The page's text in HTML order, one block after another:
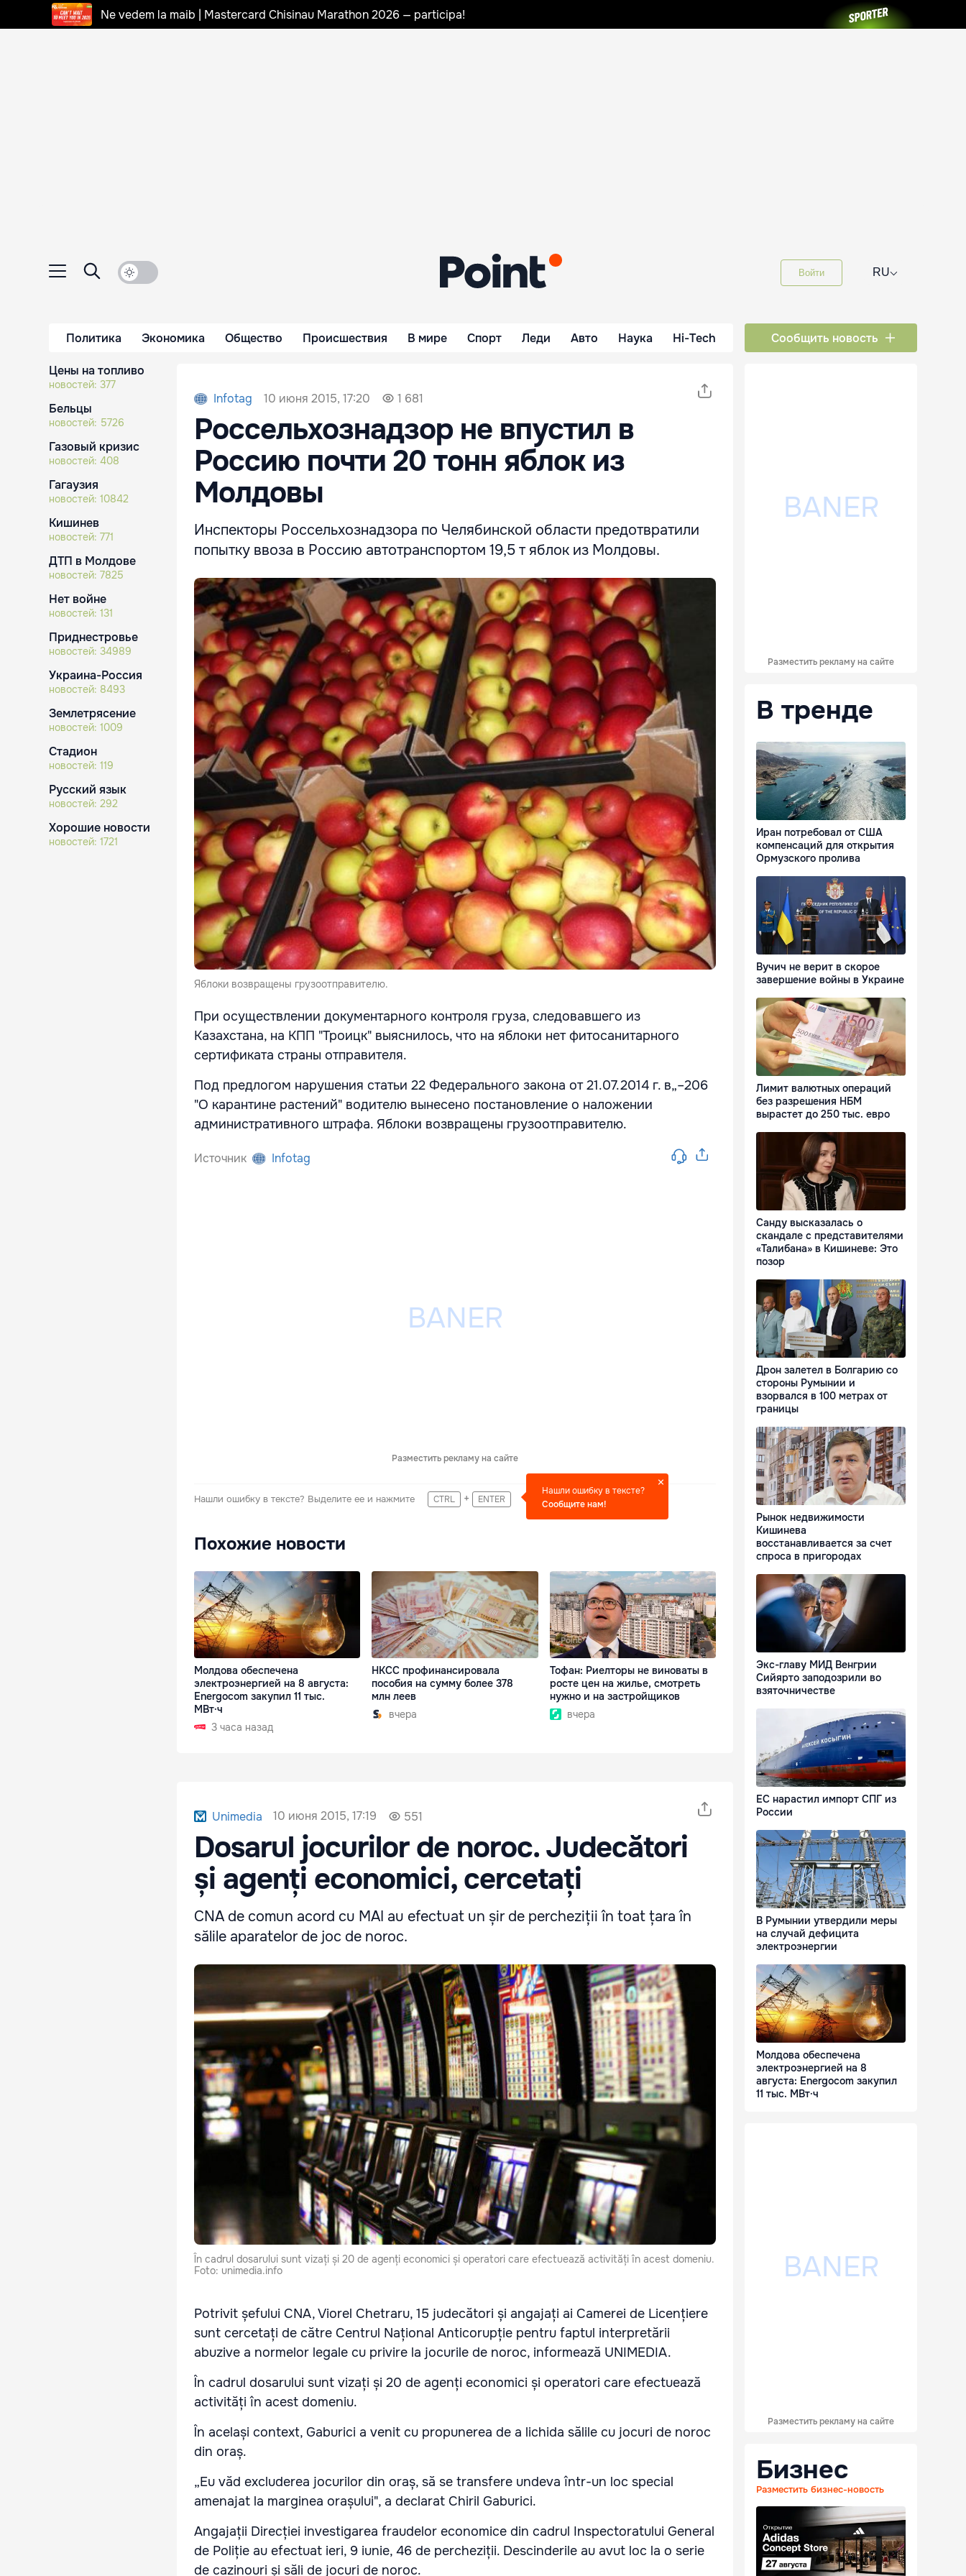
Ne vedem la maib | Mastercard Chisinau Marathon 2026 — participa!
Войти RU⌵
Политика Экономика Общество Происшествия В мире Спорт Леди Авто Наука Hi-Tech Сообщить новость
Цены на топливо
новостей: 377
Бельцы
новостей: 5726
Газовый кризис
новостей: 408
Гагаузия
новостей: 10842
Кишинев
новостей: 771
ДТП в Молдове
новостей: 7825
Нет войне
новостей: 131
Приднестровье
новостей: 34989
Украина-Россия
новостей: 8493
Землетрясение
новостей: 1009
Стадион
новостей: 119
Русский язык
новостей: 292
Хорошие новости
новостей: 1721
Infotag 10 июня 2015, 17:20 1 681
Россельхознадзор не впустил в
Россию почти 20 тонн яблок из
Молдовы
Инспекторы Россельхознадзора по Челябинской области предотвратили
попытку ввоза в Россию автотранспортом 19,5 т яблок из Молдовы.
Яблоки возвращены грузоотправителю.
При осуществлении документарного контроля груза, следовавшего из
Казахстана, на КПП "Троицк" выяснилось, что на яблоки нет фитосанитарного
сертификата страны отправителя.
Под предлогом нарушения статьи 22 Федерального закона от 21.07.2014 г. в„–206
"О карантине растений" водителю вынесено постановление о наложении
административного штрафа. Яблоки возвращены грузоотправителю.
Источник Infotag
Разместить рекламу на сайте
Нашли ошибку в тексте? Выделите ее и нажмите CTRL + ENTER
Нашли ошибку в тексте?
Сообщите нам!
Похожие новости
Молдова обеспечена
электроэнергией на 8 августа:
Energocom закупил 11 тыс.
МВт·ч
3 часа назад
НКСС профинансировала
пособия на сумму более 378
млн леев
вчера
Тофан: Риелторы не виноваты в
росте цен на жилье, смотреть
нужно и на застройщиков
вчера
Unimedia 10 июня 2015, 17:19 551
Dosarul jocurilor de noroc. Judecători
și agenți economici, cercetați
CNA de comun acord cu MAI au efectuat un șir de percheziții în toat țara în
sălile aparatelor de joc de noroc.
În cadrul dosarului sunt vizați și 20 de agenți economici și operatori care efectuează activități în acest domeniu.
Foto: unimedia.info
Potrivit șefului CNA, Viorel Chetraru, 15 judecători și angajați ai Camerei de Licențiere
sunt cercetați de către Centrul Național Anticorupție pentru faptul interpretării
abuzive a normelor legale cu privire la jocurile de noroc, informează UNIMEDIA.
În cadrul dosarului sunt vizați și 20 de agenți economici și operatori care efectuează
activități în acest domeniu.
În același context, Gaburici a venit cu propunerea de a lichida sălile cu jocuri de noroc
din oraș.
„Eu văd excluderea jocurilor din oraș, să se transfere undeva într-un loc special
amenajat la marginea orașului", a declarat Chiril Gaburici.
Angajații Direcției investigarea fraudelor economice din cadrul Inspectoratului General
de Poliție au efectuat ieri, 9 iunie, 46 de percheziții. Descinderile au avut loc la o serie
de cazinouri și săli de jocuri de noroc.
Разместить рекламу на сайте
В тренде
Иран потребовал от США
компенсаций для открытия
Ормузского пролива
Вучич не верит в скорое
завершение войны в Украине
Лимит валютных операций
без разрешения НБМ
вырастет до 250 тыс. евро
Санду высказалась о
скандале с представителями
«Талибана» в Кишиневе: Это
позор
Дрон залетел в Болгарию со
стороны Румынии и
взорвался в 100 метрах от
границы
Рынок недвижимости
Кишинева
восстанавливается за счет
спроса в пригородах
Экс-главу МИД Венгрии
Сийярто заподозрили во
взяточничестве
ЕС нарастил импорт СПГ из
России
В Румынии утвердили меры
на случай дефицита
электроэнергии
Молдова обеспечена
электроэнергией на 8
августа: Energocom закупил
11 тыс. МВт·ч
Разместить рекламу на сайте
Бизнес
Разместить бизнес-новость